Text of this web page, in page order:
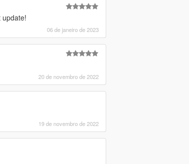
update!
06 de janeiro de 2023
20 de novembro de 2022
19 de novembro de 2022